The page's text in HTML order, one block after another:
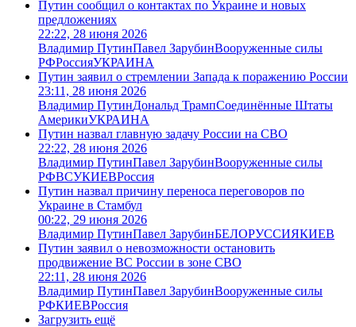
Путин сообщил о контактах по Украине и новых
предложениях
22:22, 28 июня 2026
Владимир ПутинПавел ЗарубинВооруженные силы
РФРоссияУКРАИНА
Путин заявил о стремлении Запада к поражению России
23:11, 28 июня 2026
Владимир ПутинДональд ТрампСоединённые Штаты
АмерикиУКРАИНА
Путин назвал главную задачу России на СВО
22:22, 28 июня 2026
Владимир ПутинПавел ЗарубинВооруженные силы
РФВСУКИЕВРоссия
Путин назвал причину переноса переговоров по
Украине в Стамбул
00:22, 29 июня 2026
Владимир ПутинПавел ЗарубинБЕЛОРУССИЯКИЕВ
Путин заявил о невозможности остановить
продвижение ВС России в зоне СВО
22:11, 28 июня 2026
Владимир ПутинПавел ЗарубинВооруженные силы
РФКИЕВРоссия
Загрузить ещё